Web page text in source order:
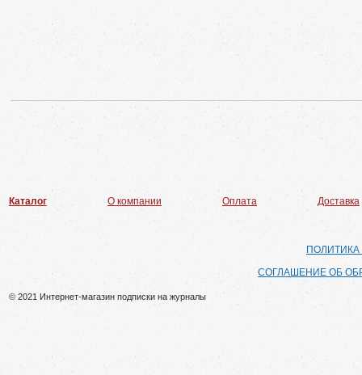
Каталог О компании Оплата Доставка
СОГЛАШЕНИЕ ОБ
© 2021 Интернет-магазин подписки на журналы